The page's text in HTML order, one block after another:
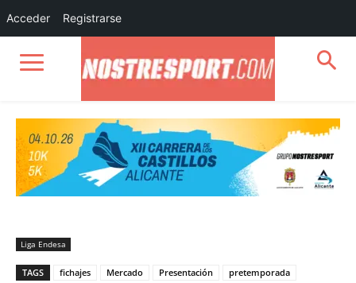
Liga Endesa
TAGS fichajes Mercado Presentación
pretemporada
Acceder Registrarse